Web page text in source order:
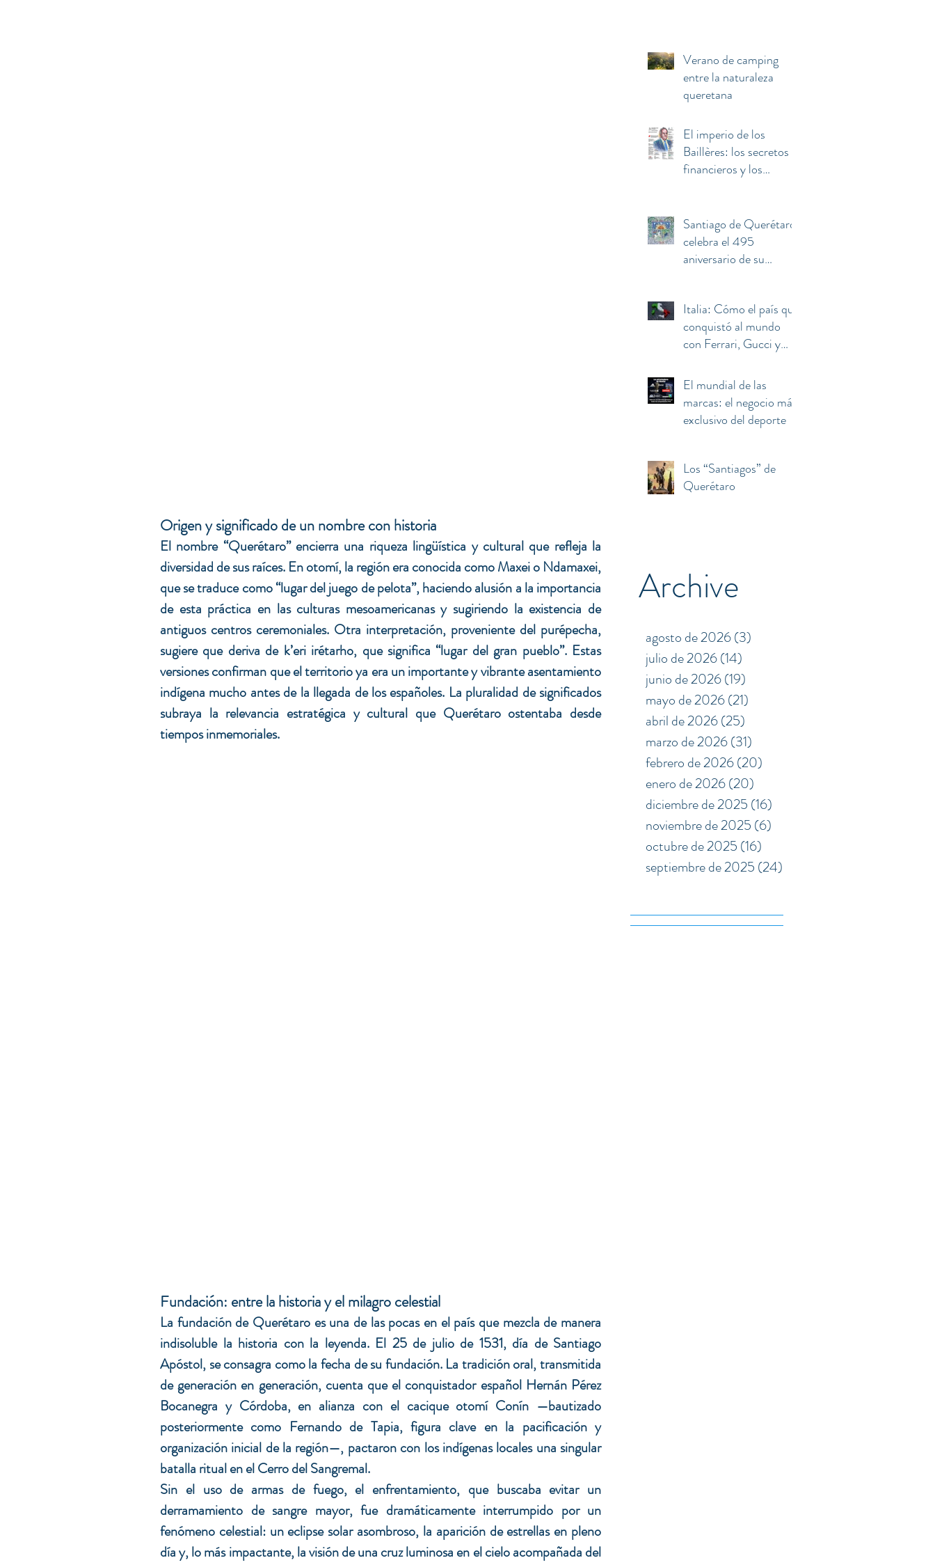
Origen y significado de un nombre con historia
El nombre “Querétaro” encierra una riqueza lingüística y cultural que refleja la
diversidad de sus raíces. En otomí, la región era conocida como Maxei o Ndamaxei,
que se traduce como “lugar del juego de pelota”, haciendo alusión a la importancia
de esta práctica en las culturas mesoamericanas y sugiriendo la existencia de
antiguos centros ceremoniales. Otra interpretación, proveniente del purépecha,
sugiere que deriva de k’eri irétarho, que significa “lugar del gran pueblo”. Estas
versiones confirman que el territorio ya era un importante y vibrante asentamiento
indígena mucho antes de la llegada de los españoles. La pluralidad de significados
subraya la relevancia estratégica y cultural que Querétaro ostentaba desde
tiempos inmemoriales.
Fundación: entre la historia y el milagro celestial
La fundación de Querétaro es una de las pocas en el país que mezcla de manera
indisoluble la historia con la leyenda. El 25 de julio de 1531, día de Santiago
Apóstol, se consagra como la fecha de su fundación. La tradición oral, transmitida
de generación en generación, cuenta que el conquistador español Hernán Pérez
Bocanegra y Córdoba, en alianza con el cacique otomí Conín —bautizado
posteriormente como Fernando de Tapia, figura clave en la pacificación y
organización inicial de la región—, pactaron con los indígenas locales una singular
batalla ritual en el Cerro del Sangremal.
Sin el uso de armas de fuego, el enfrentamiento, que buscaba evitar un
derramamiento de sangre mayor, fue dramáticamente interrumpido por un
fenómeno celestial: un eclipse solar asombroso, la aparición de estrellas en pleno
día y, lo más impactante, la visión de una cruz luminosa en el cielo acompañada del
Verano de camping
entre la naturaleza
queretana
El imperio de los
Baillères: los secretos
financieros y los
El Palacio de Hierro
Santiago de Querétaro
celebra el 495
aniversario de su
Italia: Cómo el país que
conquistó al mundo
con Ferrari, Gucci y
atrapado entre el euro,
Berlusconi y China
El mundial de las
marcas: el negocio más
exclusivo del deporte
Los “Santiagos” de
Querétaro
Archive
agosto de 2026(3)
julio de 2026(14)
junio de 2026(19)
mayo de 2026(21)
abril de 2026(25)
marzo de 2026(31)
febrero de 2026(20)
enero de 2026(20)
diciembre de 2025 (16)
noviembre de 2025 (6)
octubre de 2025 (16)
septiembre de 2025 (24)